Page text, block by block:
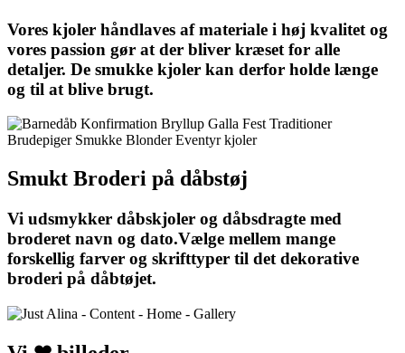
Vores kjoler håndlaves af materiale i høj kvalitet og
vores passion gør at der bliver kræset for alle
detaljer. De smukke kjoler kan derfor holde længe
og til at blive brugt.
Smukt Broderi på dåbstøj
Vi udsmykker dåbskjoler og dåbsdragte med
broderet navn og dato.Vælge mellem mange
forskellig farver og skrifttyper til det dekorative
broderi på dåbtøjet.